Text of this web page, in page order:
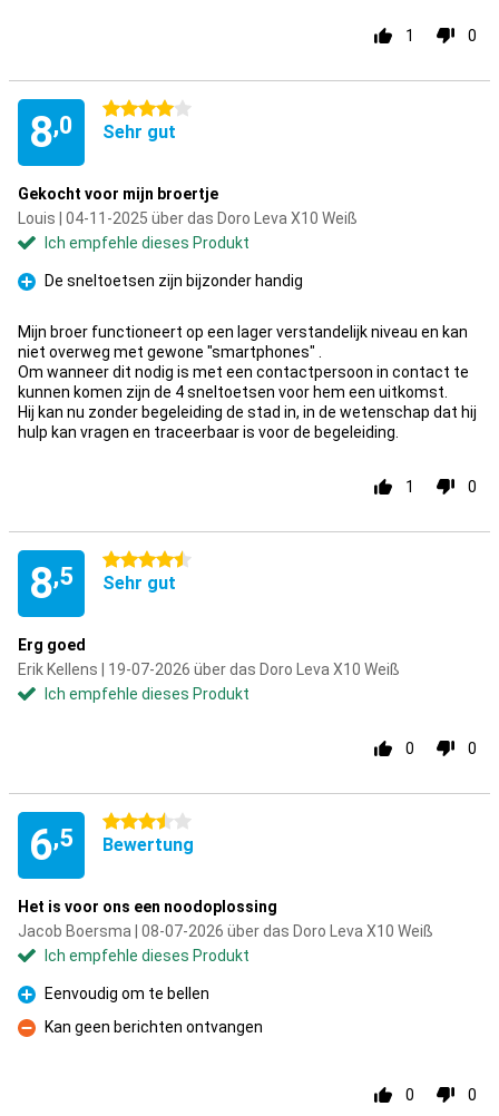
1 0
8,0
4 Sterne
Sehr gut
Gekocht voor mijn broertje
Louis | 04-11-2025 über das Doro Leva X10 Weiß
Ich empfehle dieses Produkt
Pro
De sneltoetsen zijn bijzonder handig
Mijn broer functioneert op een lager verstandelijk niveau en kan
niet overweg met gewone "smartphones" .
Om wanneer dit nodig is met een contactpersoon in contact te
kunnen komen zijn de 4 sneltoetsen voor hem een uitkomst.
Hij kan nu zonder begeleiding de stad in, in de wetenschap dat hij
hulp kan vragen en traceerbaar is voor de begeleiding.
1 0
8,5
4.5 Sterne
Sehr gut
Erg goed
Erik Kellens | 19-07-2026 über das Doro Leva X10 Weiß
Ich empfehle dieses Produkt
0 0
6,5
3.5 Sterne
Bewertung
Het is voor ons een noodoplossing
Jacob Boersma | 08-07-2026 über das Doro Leva X10 Weiß
Ich empfehle dieses Produkt
Pro
Eenvoudig om te bellen
Kontra
Kan geen berichten ontvangen
0 0